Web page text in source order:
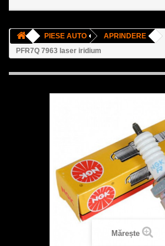
PIESE AUTO APRINDERE
PFR7Q 7963 laser iridium
Mărește